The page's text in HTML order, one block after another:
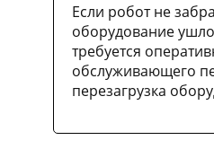
Если робот не
оборудование
требуется
обслуживающего
перезагрузка